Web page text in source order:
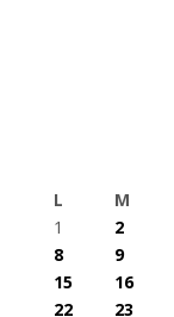
L
M
1
2
8
9
15
16
22
23